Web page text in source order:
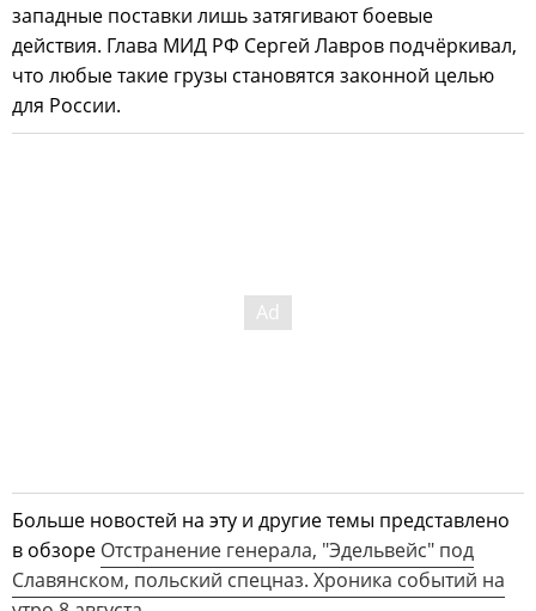
западные поставки лишь затягивают боевые
действия. Глава МИД РФ Сергей Лавров подчёркивал,
что любые такие грузы становятся законной целью
для России.
Больше новостей на эту и другие темы представлено
в обзоре Отстранение генерала, "Эдельвейс" под
Славянском, польский спецназ. Хроника событий на